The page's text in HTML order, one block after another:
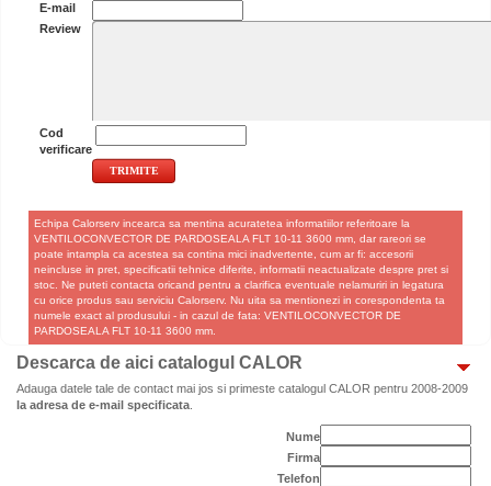
E-mail
Review
Cod
verificare
Echipa Calorserv incearca sa mentina acuratetea informatiilor referitoare la
VENTILOCONVECTOR DE PARDOSEALA FLT 10-11 3600 mm, dar rareori se
poate intampla ca acestea sa contina mici inadvertente, cum ar fi: accesorii
neincluse in pret, specificatii tehnice diferite, informatii neactualizate despre pret si
stoc. Ne puteti contacta oricand pentru a clarifica eventuale nelamuriri in legatura
cu orice produs sau serviciu Calorserv. Nu uita sa mentionezi in corespondenta ta
numele exact al produsului - in cazul de fata: VENTILOCONVECTOR DE
PARDOSEALA FLT 10-11 3600 mm.
Descarca de aici catalogul CALOR
Adauga datele tale de contact mai jos si primeste catalogul CALOR pentru 2008-2009
la adresa de e-mail specificata
Nume
Firma
Telefon